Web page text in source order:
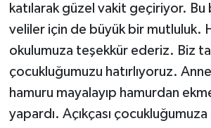
katılarak güzel vakit geçiriyor. Bu
veliler için de büyük bir mutluluk.
okulumuza teşekkür ederiz. Biz
çocukluğumuzu hatırlıyoruz.
hamuru mayalayıp hamurdan
yapardı. Açıkçası